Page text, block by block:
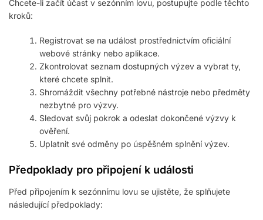
Chcete-li začít účast v sezónním lovu, postupujte podle těchto
kroků:
Registrovat se na událost prostřednictvím oficiální
webové stránky nebo aplikace.
Zkontrolovat seznam dostupných výzev a vybrat ty,
které chcete splnit.
Shromáždit všechny potřebné nástroje nebo předměty
nezbytné pro výzvy.
Sledovat svůj pokrok a odeslat dokončené výzvy k
ověření.
Uplatnit své odměny po úspěšném splnění výzev.
Předpoklady pro připojení k události
Před připojením k sezónnímu lovu se ujistěte, že splňujete
následující předpoklady: